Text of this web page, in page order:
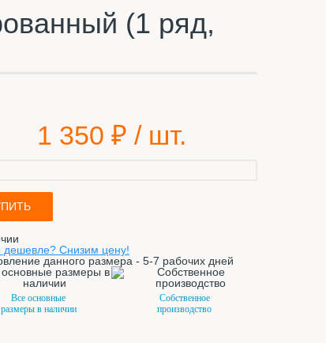
(1 ряд,
1 350 ₽ / шт.
Снизим цену!
данного размера - 5-7 рабочих дней
Все основные
размеры в наличии
Собственное
производство